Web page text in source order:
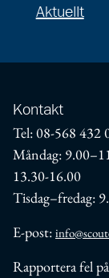
Aktuellt
Kontakt
Tel: 08-568 432
Måndag:
13.30-16.00
Tisdag–fredag:
E-post:
Rapportera fel på